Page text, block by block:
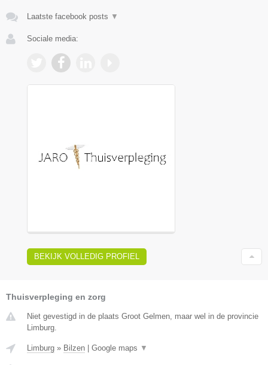
Laatste facebook posts ▼
Sociale media:
BEKIJK VOLLEDIG PROFIEL
Thuisverpleging en zorg
Niet gevestigd in de plaats Groot Gelmen, maar wel in de provincie
Limburg.
Limburg » Bilzen Google maps ▼